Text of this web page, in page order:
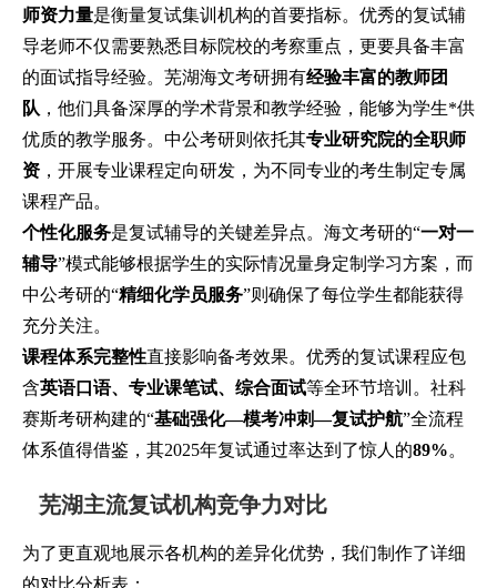
师资力量是衡量复试集训机构的首要指标。优秀的复试辅
导老师不仅需要熟悉目标院校的考察重点，更要具备丰富
的面试指导经验。芜湖海文考研拥有经验丰富的教师团
队 ，他们具备深厚的学术背景和教学经验，能够为学生*供
优质的教学服务。中公考研则依托其专业研究院的全职师
资 ，开展专业课程定向研发，为不同专业的考生制定专属
课程产品。
个性化服务是复试辅导的关键差异点。海文考研的“一对一
辅导”模式能够根据学生的实际情况量身定制学习方案，而
中公考研的“精细化学员服务”则确保了每位学生都能获得
充分关注。
课程体系完整性直接影响备考效果。优秀的复试课程应包
含英语口语、专业课笔试、综合面试等全环节培训。社科
赛斯考研构建的“基础强化—模考冲刺—复试护航”全流程
体系值得借鉴，其2025年复试通过率达到了惊人的89%。
芜湖主流复试机构竞争力对比
为了更直观地展示各机构的差异化优势，我们制作了详细
的对比分析表：